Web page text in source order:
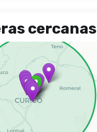
cercanas